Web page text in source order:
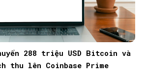
288 triệu USD Bitcoin và
thu lên Coinbase Prime